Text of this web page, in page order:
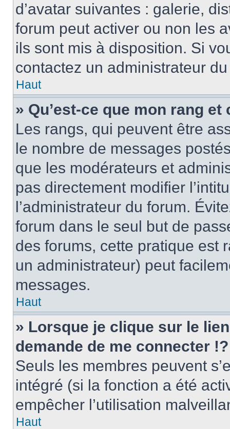
d’avatar suivantes : galerie,
forum peut activer ou non les
ils sont mis à disposition. Si
contactez un administrateur
Haut
» Qu’est-ce que mon rang
Les rangs, qui peuvent être
le nombre de messages
que les modérateurs et
pas directement modifier
l’administrateur du forum.
forum dans le seul but de
des forums, cette pratique est
un administrateur) peut
messages.
Haut
» Lorsque je clique sur le
demande de me connecter !?
Seuls les membres peuvent
intégré (si la fonction a été
empêcher l’utilisation
Haut